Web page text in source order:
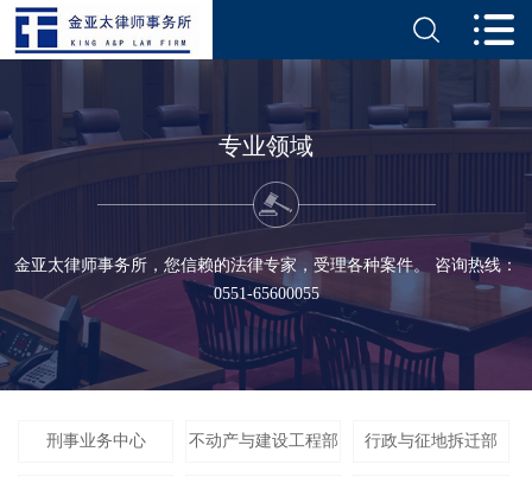
专业领域
金亚太律师事务所，您信赖的法律专家，受理各种案件。 咨询热线：
0551-65600055
刑事业务中心 不动产与建设工程部 行政与征地拆迁部